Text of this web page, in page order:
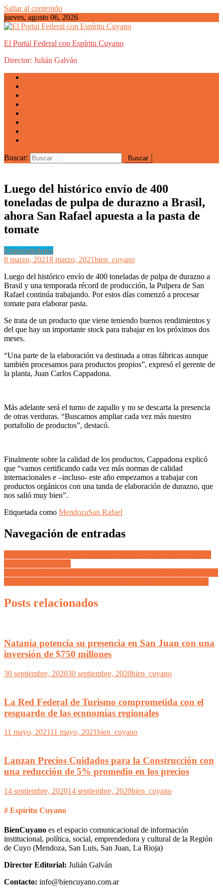
Saltar al contenido
jueves, agosto 06, 2026
El Portal Federal con Espíritu Cuyano
Director: Julián Galván
Buscar:
Luego del histórico envío de 400
toneladas de pulpa de durazno a Brasil,
ahora San Rafael apuesta a la pasta de
tomate
Emprendedores
8 marzo, 20218 marzo, 2021bien_cuyano
Luego del histórico envío de 400 toneladas de pulpa de durazno a
Brasil y una temporada récord de producción, la Pulpera de San
Rafael continúa trabajando. Por estos días comenzó a procesar
tomate para elaborar pasta.
Se trata de un producto que viene teniendo buenos rendimientos y
del que hay un importante stock para trabajar en los próximos dos
meses.
“Una parte de la elaboración va destinada a otras fábricas aunque
también procesamos para productos propios”, expresó el gerente de
la planta, Juan Carlos Cappadona.
Más adelante será el turno de zapallo y no se descarta la presencia
de otras verduras. “Buscamos ampliar cada vez más nuestro
portafolio de productos”, destacó.
Finalmente sobre la calidad de los productos, Cappadona explicó
que “vamos certificando cada vez más normas de calidad
internacionales e –incluso- este año empezamos a trabajar con
productos orgánicos con una tanda de elaboración de durazno, que
nos salió muy bien”.
Etiquetada como MendozaSan Rafael
Navegación de entradas
Posts relacionados
Natania potencia su presencia en San Juan con una
inversión de $750 millones
30 septiembre, 202030 septiembre, 2020bien_cuyano
La Red Federal de Turismo comprometida con el
resguardo de las economías regionales
11 mayo, 202111 mayo, 2021bien_cuyano
Lanzan Precios Cuidados para la Construcción con
una reducción de 5% promedio en los precios
14 septiembre, 202014 septiembre, 2020bien_cuyano
# Espíritu Cuyano
BienCuyano es el espacio comunicacional de información
institucional, política, social, emprendedora y cultural de la Región
de Cuyo (Mendoza, San Luis, San Juan, La Rioja)
Director Editorial: Julián Galván
Contacto: info@biencuyano.com.ar